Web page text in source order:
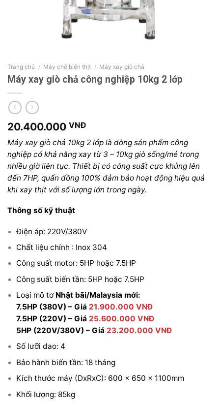
Trang chủ / Máy chế biến thịt / Máy xay giò chả
Máy xay giò chả công nghiệp 10kg 2 lớp
20.400.000 VNĐ
Máy xay giò chả 10kg 2 lớp là dòng sản phẩm công
nghiệp có khả năng xay từ 3 – 10kg giò sống/mẻ trong
nhiều giờ liên tục. Thiết bị có công suất cực khủng lên
đến 7HP, quấn đồng 100% đảm bảo hoạt động hiệu quả
khi xay thịt với số lượng lớn trong ngày.
Thông số kỹ thuật
Điện áp: 220V/380V
Chất liệu chính : Inox 304
Công suất motor: 5HP hoặc 7.5HP
Công suất biến tần: 5HP hoặc 7.5HP
Loại mô tơ Nhật bãi/Malaysia mới:
7.5HP (380V) – Giá 21.900.000 VNĐ
7.5HP (220V) – Giá 25.600.000 VNĐ
5HP (220V/380V) – Giá 23.200.000 VNĐ
Số lưỡi dao: 4
Bảo hành biến tần: 18 tháng
Kích thước máy (DxRxC): 600 x 650 x 1100mm
Khối lượng: 85kg